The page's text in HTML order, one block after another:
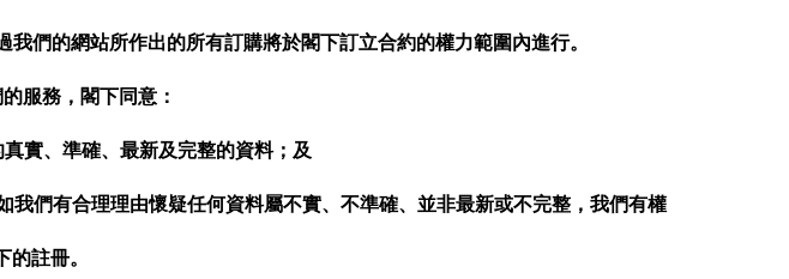
的網站所作出的所有訂購將於閣下訂立合約的權力範圍內進行。
務，閣下同意：
實、準確、最新及完整的資料；及
們有合理理由懷疑任何資料屬不實、不準確、並非最新或不完整，我們有權
的註冊。